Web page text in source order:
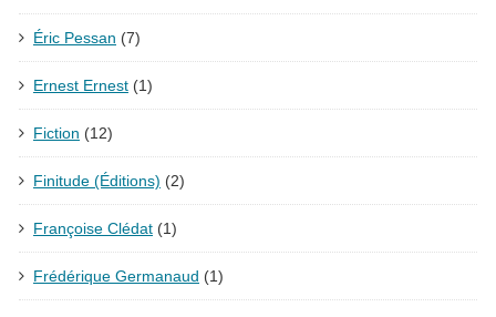
Éric Pessan (7)
Ernest Ernest (1)
Fiction (12)
Finitude (Éditions) (2)
Françoise Clédat (1)
Frédérique Germanaud (1)